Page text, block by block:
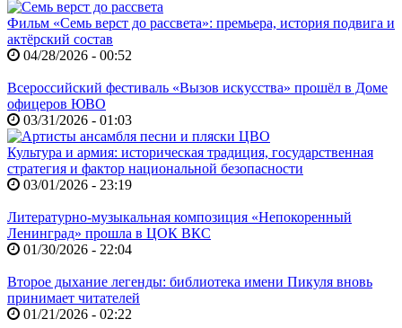
Фильм «Семь верст до рассвета»: премьера, история подвига и
актёрский состав
04/28/2026 - 00:52
Всероссийский фестиваль «Вызов искусства» прошёл в Доме
офицеров ЮВО
03/31/2026 - 01:03
Культура и армия: историческая традиция, государственная
стратегия и фактор национальной безопасности
03/01/2026 - 23:19
Литературно-музыкальная композиция «Непокоренный
Ленинград» прошла в ЦОК ВКС
01/30/2026 - 22:04
Второе дыхание легенды: библиотека имени Пикуля вновь
принимает читателей
01/21/2026 - 02:22